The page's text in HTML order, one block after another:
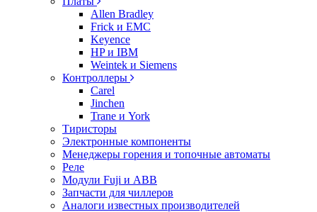
Allen Bradley
Frick и EMC
Keyence
HP и IBM
Weintek и Siemens
Контроллеры
Carel
Jinchen
Trane и York
Тиристоры
Электронные компоненты
Менеджеры горения и топочные автоматы
Реле
Модули Fuji и ABB
Запчасти для чиллеров
Аналоги известных производителей